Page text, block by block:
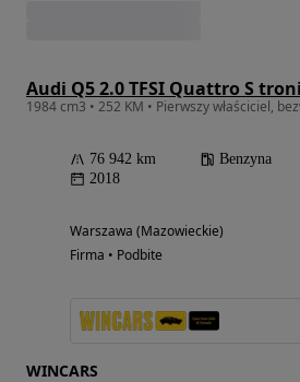
Audi Q5 2.0 TFSI Quattro S
76 942 km Benzyna
2018
Warszawa (Mazowieckie)
Firma • Podbite
WINCARS